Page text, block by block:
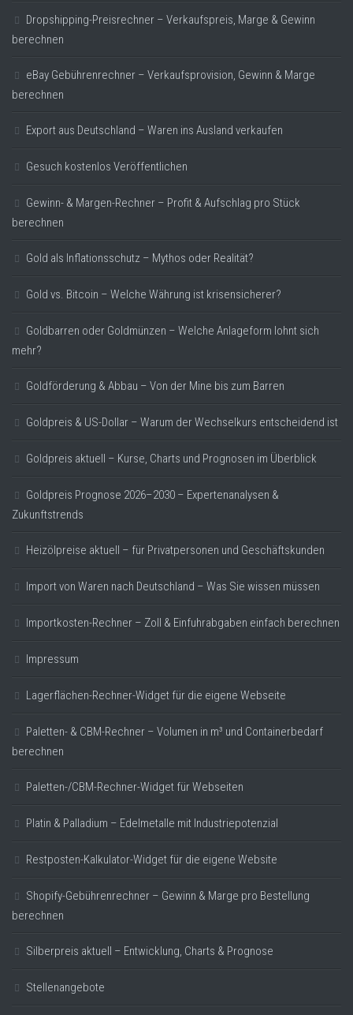
Dropshipping-Preisrechner – Verkaufspreis, Marge & Gewinn
berechnen
eBay Gebührenrechner – Verkaufsprovision, Gewinn & Marge
berechnen
Export aus Deutschland – Waren ins Ausland verkaufen
Gesuch kostenlos Veröffentlichen
Gewinn- & Margen-Rechner – Profit & Aufschlag pro Stück
berechnen
Gold als Inflationsschutz – Mythos oder Realität?
Gold vs. Bitcoin – Welche Währung ist krisensicherer?
Goldbarren oder Goldmünzen – Welche Anlageform lohnt sich
mehr?
Goldförderung & Abbau – Von der Mine bis zum Barren
Goldpreis & US-Dollar – Warum der Wechselkurs entscheidend ist
Goldpreis aktuell – Kurse, Charts und Prognosen im Überblick
Goldpreis Prognose 2026–2030 – Expertenanalysen &
Zukunftstrends
Heizölpreise aktuell – für Privatpersonen und Geschäftskunden
Import von Waren nach Deutschland – Was Sie wissen müssen
Importkosten-Rechner – Zoll & Einfuhrabgaben einfach berechnen
Impressum
Lagerflächen-Rechner-Widget für die eigene Webseite
Paletten- & CBM-Rechner – Volumen in m³ und Containerbedarf
berechnen
Paletten-/CBM-Rechner-Widget für Webseiten
Platin & Palladium – Edelmetalle mit Industriepotenzial
Restposten-Kalkulator-Widget für die eigene Website
Shopify-Gebührenrechner – Gewinn & Marge pro Bestellung
berechnen
Silberpreis aktuell – Entwicklung, Charts & Prognose
Stellenangebote